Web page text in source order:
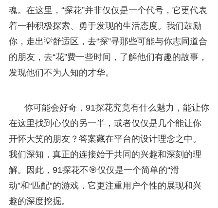
魂。在这里，“探花”并非仅仅是一个代号，它更代表
着一种积极探索、勇于发现的生活态度。我们鼓励
你，走出💡舒适区，去“探”寻那些可能与你志同道合
的朋友，去“花”费一些时间，了解他们有趣的故事，
发现他们不为人知的才华。
你可能会好奇，91探花究竟有什么魅力，能让你
在这里找到心仪的另一半，或者仅仅是几个能让你
开怀大笑的朋友？答案藏在平台的设计理念之中。
我们深知，真正的连接始于共同的兴趣和深刻的理
解。因此，91探花不🎯仅仅是一个简单的“滑
动”和“匹配”的游戏，它更注重用户个性的展现和兴
趣的深度挖掘。